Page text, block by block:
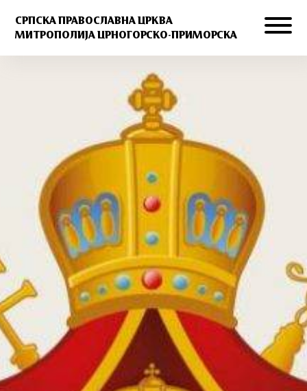
СРПСКА ПРАВОСЛАВНА ЦРКВА
МИТРОПОЛИЈА ЦРНОГОРСКО-ПРИМОРСКА